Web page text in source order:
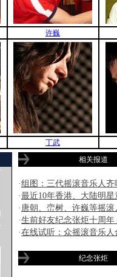
许巍
丁武
相关报道
·组图：三代摇滚音乐人
·最近10年香港、大陆明
· 唐朝、峦树、许巍等摇
·生前好友纪念张炬十周年
·在线试听：众摇滚音乐
纪念张炬